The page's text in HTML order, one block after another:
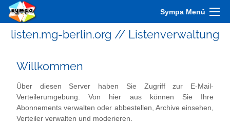
Sympa Menü
listen.mg-berlin.org // Listenverwaltung
Willkommen
Über diesen Server haben Sie Zugriff zur E-Mail-
Verteilerumgebung. Von hier aus können Sie Ihre
Abonnements verwalten oder abbestellen, Archive einsehen,
Verteiler verwalten und moderieren.